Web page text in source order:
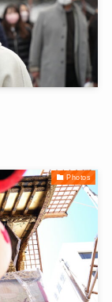
Photos